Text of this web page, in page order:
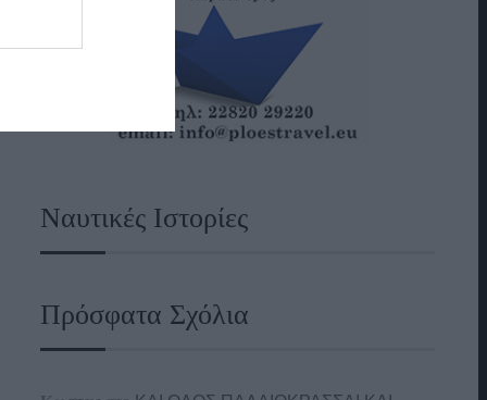
Ναυτικές Ιστορίες
Πρόσφατα Σχόλια